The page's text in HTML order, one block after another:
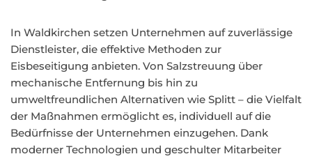
In Waldkirchen setzen Unternehmen auf zuverlässige
Dienstleister, die effektive Methoden zur
Eisbeseitigung anbieten. Von Salzstreuung über
mechanische Entfernung bis hin zu
umweltfreundlichen Alternativen wie Splitt – die Vielfalt
der Maßnahmen ermöglicht es, individuell auf die
Bedürfnisse der Unternehmen einzugehen. Dank
moderner Technologien und geschulter Mitarbeiter